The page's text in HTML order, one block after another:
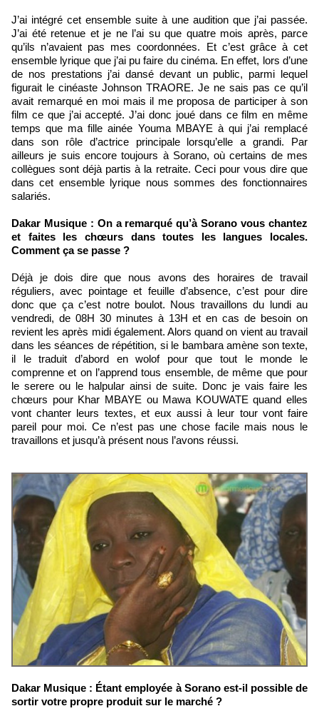
J’ai intégré cet ensemble suite à une audition que j’ai passée.
J’ai été retenue et je ne l’ai su que quatre mois après, parce
qu’ils n’avaient pas mes coordonnées. Et c’est grâce à cet
ensemble lyrique que j’ai pu faire du cinéma. En effet, lors d’une
de nos prestations j’ai dansé devant un public, parmi lequel
figurait le cinéaste Johnson TRAORE. Je ne sais pas ce qu’il
avait remarqué en moi mais il me proposa de participer à son
film ce que j’ai accepté. J’ai donc joué dans ce film en même
temps que ma fille ainée Youma MBAYE à qui j’ai remplacé
dans son rôle d’actrice principale lorsqu’elle a grandi. Par
ailleurs je suis encore toujours à Sorano, où certains de mes
collègues sont déjà partis à la retraite. Ceci pour vous dire que
dans cet ensemble lyrique nous sommes des fonctionnaires
salariés.
Dakar Musique : On a remarqué qu’à Sorano vous chantez
et faites les chœurs dans toutes les langues locales.
Comment ça se passe ?
Déjà je dois dire que nous avons des horaires de travail
réguliers, avec pointage et feuille d’absence, c’est pour dire
donc que ça c’est notre boulot. Nous travaillons du lundi au
vendredi, de 08H 30 minutes à 13H et en cas de besoin on
revient les après midi également. Alors quand on vient au travail
dans les séances de répétition, si le bambara amène son texte,
il le traduit d’abord en wolof pour que tout le monde le
comprenne et on l’apprend tous ensemble, de même que pour
le serere ou le halpular ainsi de suite. Donc je vais faire les
chœurs pour Khar MBAYE ou Mawa KOUWATE quand elles
vont chanter leurs textes, et eux aussi à leur tour vont faire
pareil pour moi. Ce n’est pas une chose facile mais nous le
travaillons et jusqu’à présent nous l’avons réussi.
Dakar Musique : Étant employée à Sorano est-il possible de
sortir votre propre produit sur le marché ?